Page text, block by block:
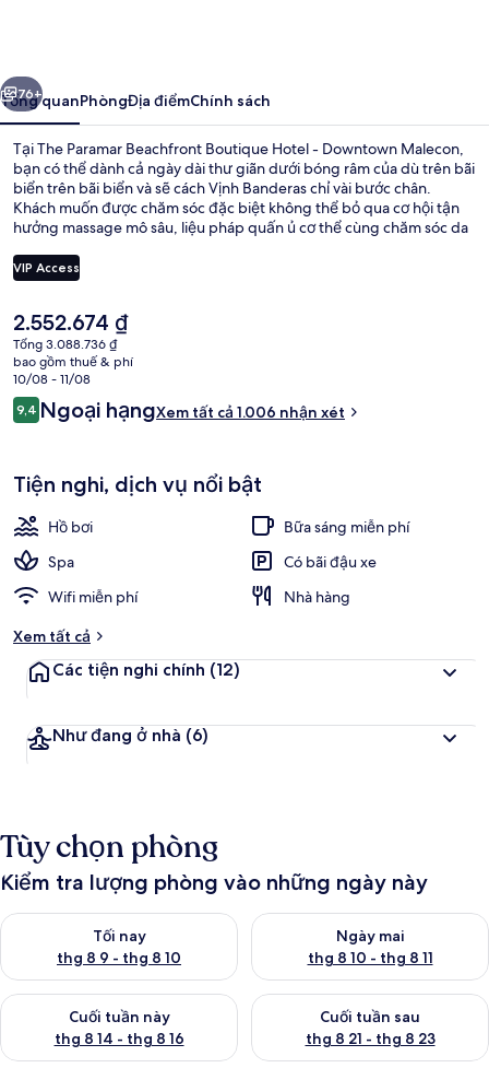
Hotel
-
Downtown
Malecon
Tiếp
76+
Tổng quanPhòngĐịa điểmChính sách
Tại The Paramar Beachfront Boutique Hotel - Downtown Malecon,
bạn có thể dành cả ngày dài thư giãn dưới bóng râm của dù trên bãi
biển trên bãi biển và sẽ cách Vịnh Banderas chỉ vài bước chân.
Khách muốn được chăm sóc đặc biệt không thể bỏ qua cơ hội tận
hưởng massage mô sâu, liệu pháp quấn ủ cơ thể cùng chăm sóc da
người. Bạn có thể dùng bữa tại nhà hàng và thư giãn bên ly giải
khát tại quán bar/khu lounge. Các tiện nghi khác bao gồm quán bar
viên nhiệt tình là những điều ghi dấu ấn trong lòng du khách.
VIP Access
Giá
hiện
tại
là
2.552.674 ₫
2.552.674 ₫
Tổng 3.088.736 ₫
bao gồm thuế & phí
10/08 - 11/08
Nhận
xét
9,49,4 trên 10,
Ngoại hạngXem tất cả 1.006 nhận xét
Tiện nghi, dịch vụ nổi bật
Hồ bơi
Bữa sáng miễn phí
Spa
Có bãi đậu xe
Wifi miễn phí
Nhà hàng
Xem tất cả
Các tiện nghi chính (12)
Như đang ở nhà (6)
Tùy chọn phòng
Kiểm tra lượng phòng vào những ngày này
Tối nay
thg 8 9 - thg 8 10
Kiểm tra lượng phòng tối nay từ thg 8 9 - thg 8 10
Ngày mai
thg 8 10 - thg 8 11
Kiểm tra lượng phòng ngày
Cuối tuần này
thg 8 14 - thg 8 16
Kiểm tra lượng phòng cuối tuần này từ thg 8 14 - thg 8 16
Cuối tuần sau
thg 8 21 - thg 8 23
Kiểm tra lượng phòng cuối